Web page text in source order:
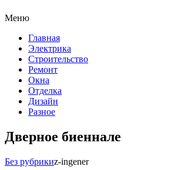
Меню
Главная
Электрика
Строительство
Ремонт
Окна
Отделка
Дизайн
Разное
Дверное биеннале
Без рубрикиz-ingener